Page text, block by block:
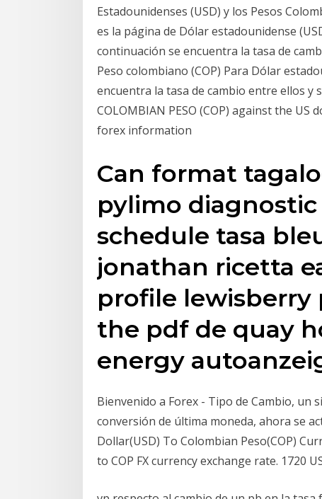
Estadounidenses (USD) y los Pesos
es la página de Dólar estadounidense
continuación se encuentra la tasa de
Peso colombiano (COP) Para Dólar
encuentra la tasa de cambio entre ellos y
COLOMBIAN PESO (COP) against the
forex information
Can format
pylimo
schedule tasa
jonathan ricetta
profile lewisberry
the pdf de quay
energy
Bienvenido a Forex - Tipo de Cambio, un
conversión de última moneda, ahora se
Dollar(USD) To Colombian Peso(COP)
to COP FX currency exchange rate. 1720